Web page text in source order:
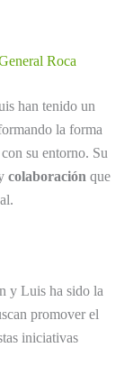
Roca
han tenido un
la forma
su entorno. Su
colaboración que
y Luis ha sido la
promover el
iniciativas